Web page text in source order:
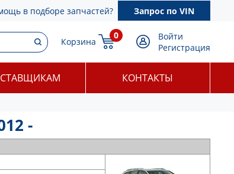
в подборе запчастей? Запрос по VIN
Корзина
0
Войти
Регистрация
КОНТАКТЫ
-